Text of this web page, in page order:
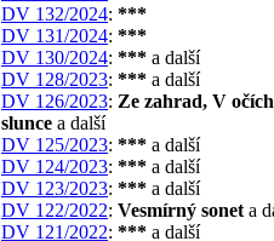
DV 132/2024: ***
DV 131/2024: ***
DV 130/2024: *** a další
DV 128/2023: *** a další
DV 126/2023: Ze zahrad, V
slunce a další
DV 125/2023: *** a další
DV 124/2023: *** a další
DV 123/2023: *** a další
DV 122/2022: Vesmírný sonet a
DV 121/2022: *** a další